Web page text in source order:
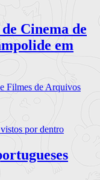
Cinema de
em
Filmes de Arquivos